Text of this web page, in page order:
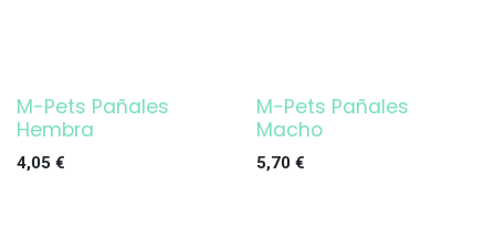
M-Pets Pañales
Hembra
4,05 €
M-Pets Pañales
Macho
5,70€